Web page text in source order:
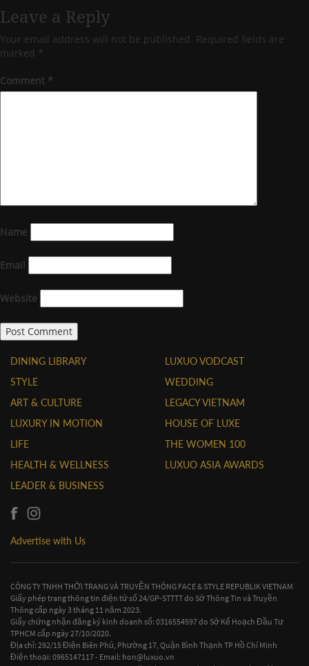
Leave a Reply
Your email address will not be published. Required fields are
marked *
Comment *
Name
Email
Website
DINING LIBRARY
STYLE
ART & CULTURE
LUXURY IN MOTION
LIFE
HEALTH & WELLNESS
LEADER & BUSINESS
LUXUO VODCAST
WEDDING
LEGACY VIETNAM
HOUSE OF LUXE
THE WOMEN 100
LUXUO ASIA AWARDS
Advertise with Us
CÔNG TY TNHH THỜI TRANG VÀ TRUYỀN THÔNG FACE & STYLE REPUBLIK VIETNAM
Giấy phép trang thông tin điện tử số 24/GP-STTTT do Sở Thông Tin và Truyền
Thông cấp ngày 3 tháng 11 năm 2023.
Giấy chứng nhận đăng ký kinh doanh số: 0316554597 do Sở Kế Hoạch Đầu Tư
TPHCM cấp ngày 27/10/2020.
Địa chỉ: 292/15 Điện Biên Phủ, Phường 17, Quận Bình Thạnh TP Hồ Chí Minh
Điện thoại: 0965147117 - Email: hon@luxuo.vn